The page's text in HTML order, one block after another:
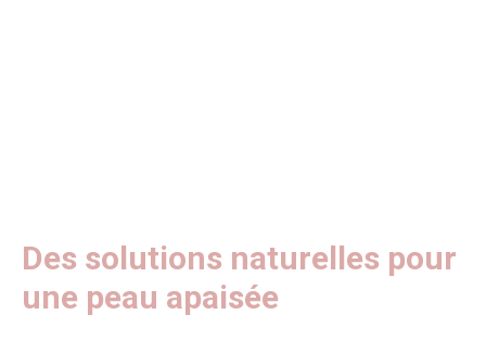
Des solutions naturelles pour
une peau apaisée